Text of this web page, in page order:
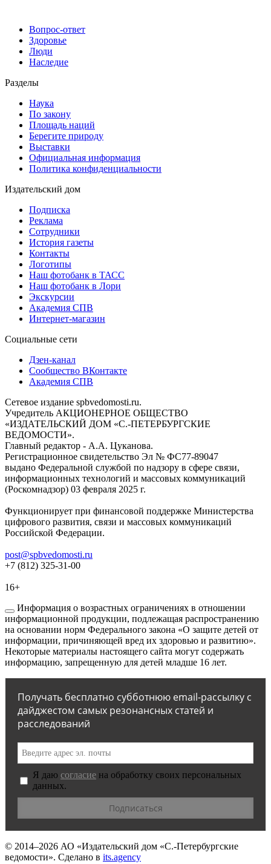
Вопрос-ответ
Здоровье
Люди
Наследие
Разделы
Наука
По закону
Площадь наций
Берегите природу
Выставки
Официальная информация
Политика конфиденциальности
Издательский дом
Подписка
Реклама
Сотрудники
История газеты
Контакты
Логотипы
Наш фотобанк в ТАСС
Наш фотобанк в Лори
Экскурсии
Академия СПВ
Интернет-магазин
Социальные сети
Дзен-канал
Сообщество ВКонтакте
Академия СПВ
Сетевое издание spbvedomosti.ru.
Учредитель АКЦИОНЕРНОЕ ОБЩЕСТВО
«ИЗДАТЕЛЬСКИЙ ДОМ «С.-ПЕТЕРБУРГСКИЕ
ВЕДОМОСТИ».
Главный редактор - А.А. Цуканова.
Регистрационное свидетельство Эл № ФС77-89047
выдано Федеральной службой по надзору в сфере связи,
информационных технологий и массовых коммуникаций
(Роскомнадзор) 03 февраля 2025 г.
Функционирует при финансовой поддержке Министерства
цифрового развития, связи и массовых коммуникаций
Российской Федерации.
post@spbvedomosti.ru
+7 (812) 325-31-00
16+
Информация о возрастных ограничениях в отношении
информационной продукции, подлежащая распространению
на основании норм Федерального закона «О защите детей от
информации, причиняющей вред их здоровью и развитию».
Некоторые материалы настоящего сайта могут содержать
информацию, запрещенную для детей младше 16 лет.
Получать бесплатно субботнюю email-рассылку с
дайджестом самых резонансных статей и
расследований
Я даю согласие на обработку своих персональных
данных.
© 2014–2026 АО «Издательский дом «С.-Петербургские
ведомости». Сделано в its.agency